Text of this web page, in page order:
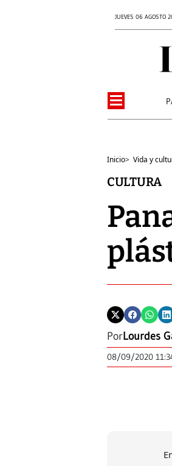
JUEVES 06 AGOSTO
Inicio> Vida y
CULTURA
PorLourdes
08/09/2020